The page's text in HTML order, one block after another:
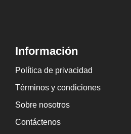
Información
Política de privacidad
Términos y condiciones
Sobre nosotros
Contáctenos